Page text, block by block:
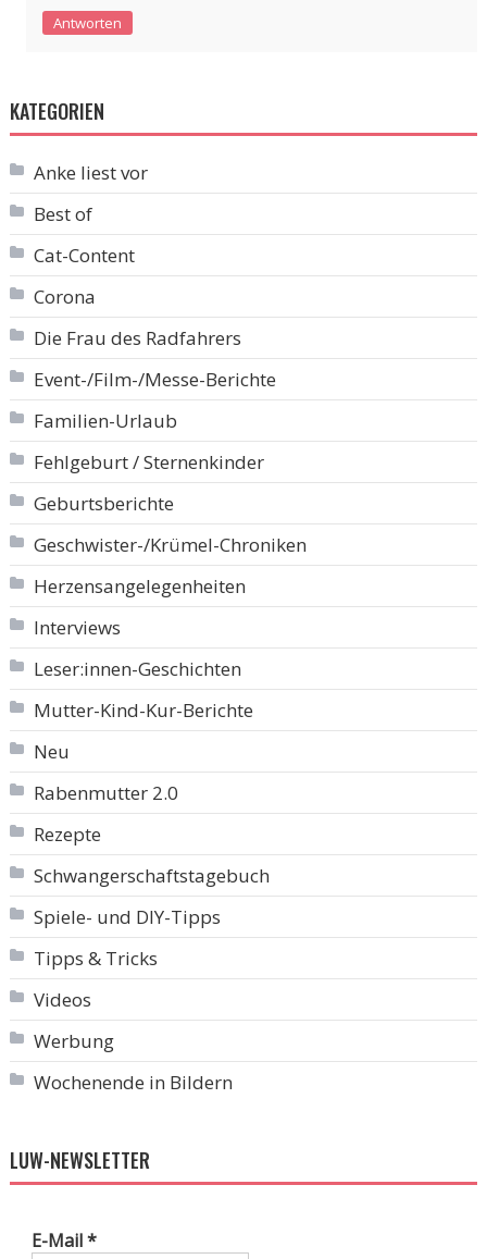
Antworten
KATEGORIEN
Anke liest vor
Best of
Cat-Content
Corona
Die Frau des Radfahrers
Event-/Film-/Messe-Berichte
Familien-Urlaub
Fehlgeburt / Sternenkinder
Geburtsberichte
Geschwister-/Krümel-Chroniken
Herzensangelegenheiten
Interviews
Leser:innen-Geschichten
Mutter-Kind-Kur-Berichte
Neu
Rabenmutter 2.0
Rezepte
Schwangerschaftstagebuch
Spiele- und DIY-Tipps
Tipps & Tricks
Videos
Werbung
Wochenende in Bildern
LUW-NEWSLETTER
E-Mail*